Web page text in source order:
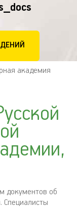
академия
документов об
Специалисты